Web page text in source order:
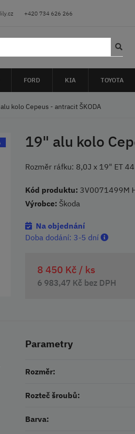
+420 734 626 266
FORD KIA TOYOTA
kolo Cepeus - antracit ŠKODA
19" alu kolo
Rozměr ráfku: 8,0J x 19" ET
Kód produktu: 3V0071499M
Výrobce: Škoda
Na objednání
Doba dodání: 3-5 dní
8 450 Kč / ks
6 983,47 Kč bez DPH
Parametry
Rozměr:
Rozteč šroubů:
Barva: